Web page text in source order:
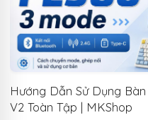
Hướng Dẫn Sử Dụng
V2 Toàn Tập | MKShop